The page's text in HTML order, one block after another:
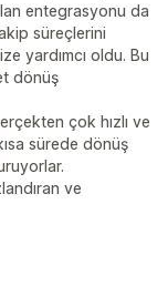
entegrasyonu da
süreçlerini
yardımcı oldu. Bu
dönüş
çok hızlı ve
sürede dönüş
ve